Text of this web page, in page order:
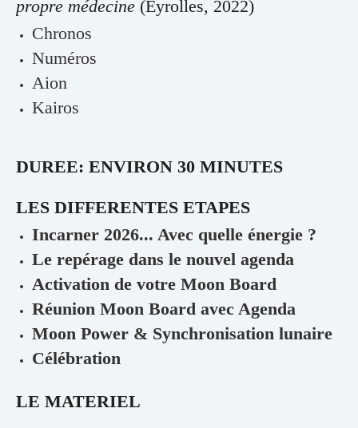
propre médecine (Eyrolles, 2022)
Chronos
Numéros
Aion
Kairos
DUREE: ENVIRON 30 MINUTES
LES DIFFERENTES ETAPES
Incarner 2026... Avec quelle énergie ?
Le repérage dans le nouvel agenda
Activation de votre Moon Board
Réunion Moon Board avec Agenda
Moon Power & Synchronisation lunaire
Célébration
LE MATERIEL